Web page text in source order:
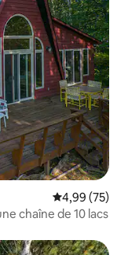
Évaluation
4,99 (75)
chaîne de 10 lacs